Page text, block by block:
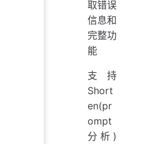
取错误
信息和
完整功
能
支持
Short
en(pr
ompt
分析)